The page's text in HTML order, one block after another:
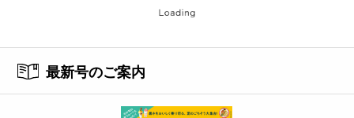
最新号のご案内